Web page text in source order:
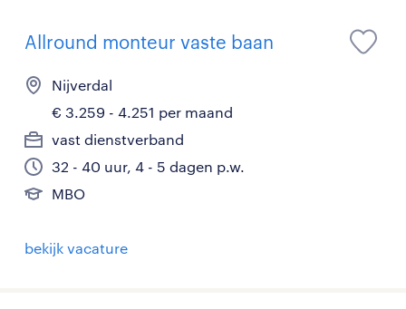
Allround monteur vaste baan
Nijverdal
€ 3.259 - 4.251 per maand
vast dienstverband
32 - 40 uur, 4 - 5 dagen p.w.
MBO
bekijk vacature